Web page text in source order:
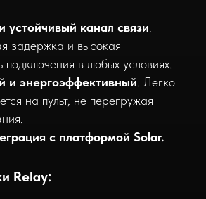
канал связи
задержка и высокая
подключения в любых условиях.
и энергоэффективный . Легко
на пульт, не перегружая
с платформой Solar.
Relay: